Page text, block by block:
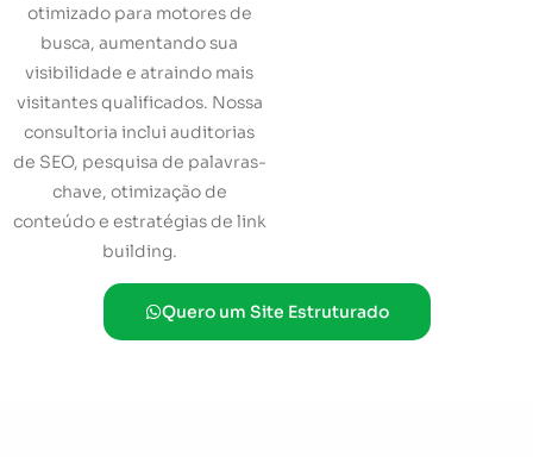
otimizado para motores de
busca, aumentando sua
visibilidade e atraindo mais
visitantes qualificados. Nossa
consultoria inclui auditorias
de SEO, pesquisa de palavras-
chave, otimização de
conteúdo e estratégias de link
building.
Quero um Site Estruturado